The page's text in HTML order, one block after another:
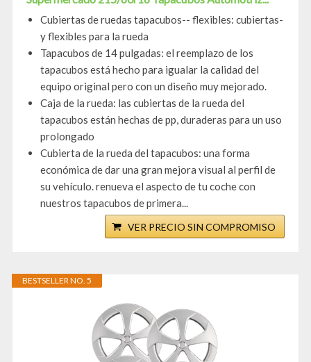
Cubiertas de ruedas tapacubos-- flexibles: cubiertas-
y flexibles para la rueda
Tapacubos de 14 pulgadas: el reemplazo de los
tapacubos está hecho para igualar la calidad del
equipo original pero con un diseño muy mejorado.
Caja de la rueda: las cubiertas de la rueda del
tapacubos están hechas de pp, duraderas para un uso
prolongado
Cubierta de la rueda del tapacubos: una forma
económica de dar una gran mejora visual al perfil de
su vehículo. renueva el aspecto de tu coche con
nuestros tapacubos de primera...
VER PRECIO SIN COMPROMISO
BESTSELLER NO. 5